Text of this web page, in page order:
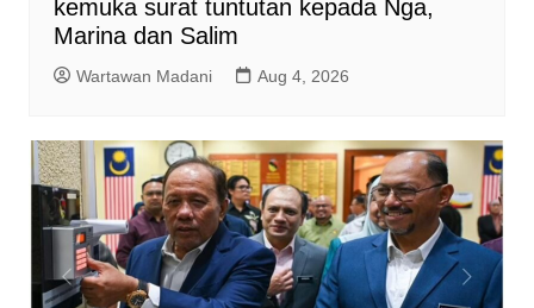
kemuka surat tuntutan kepada Nga,
Marina dan Salim
Wartawan Madani Aug 4, 2026